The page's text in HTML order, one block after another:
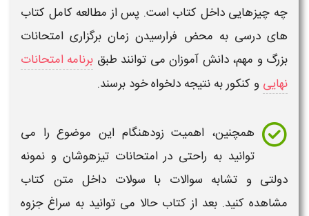
چه چیزهایی داخل کتاباست. پس از مطالعه کامل کتاب
های درسی به محض فرارسیدن زمان برگزاریامتحانات
بزرگ و مهم، دانش آموزان می توانند طبق برنامه امتحانات
نهایی و کنکور به نتیجه دلخواه خود برسند.
همچنین، اهمیت زودهنگام این موضوع را می
توانید به راحتی درامتحانات تیزهوشانو نمونه
دولتیو تشابه سوالات با سولات داخل متن کتاب
مشاهده کنید. بعد از کتابحالا می توانید به سراغجزوه